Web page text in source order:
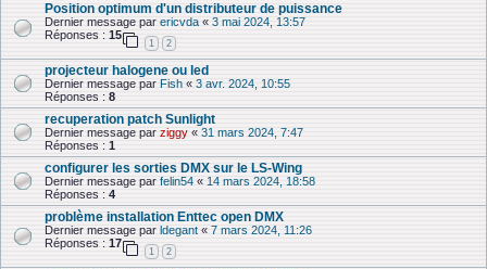
Position optimum d'un distributeur de puissance
Dernier message par ericvda « 3 mai 2024, 13:57
Réponses : 15
1 2
projecteur halogene ou led
Dernier message par Fish « 3 avr. 2024, 10:55
Réponses : 8
recuperation patch Sunlight
Dernier message par ziggy « 31 mars 2024, 7:47
Réponses : 1
configurer les sorties DMX sur le LS-Wing
Dernier message par felin54 « 14 mars 2024, 18:58
Réponses : 4
problème installation Enttec open DMX
Dernier message par ldegant « 7 mars 2024, 11:26
Réponses : 17
1 2